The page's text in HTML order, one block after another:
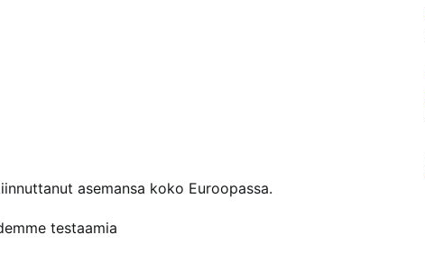
asemansa koko Euroopassa.
testaamia